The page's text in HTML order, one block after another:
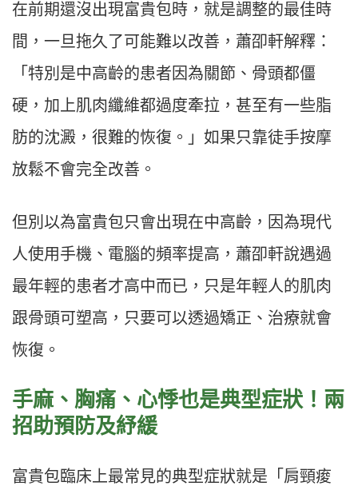
在前期還沒出現富貴包時，就是調整的最佳時
間，一旦拖久了可能難以改善，蕭卲軒解釋：
「特別是中高齡的患者因為關節、骨頭都僵
硬，加上肌肉纖維都過度牽拉，甚至有一些脂
肪的沈澱，很難的恢復。」如果只靠徒手按摩
放鬆不會完全改善。
但別以為富貴包只會出現在中高齡，因為現代
人使用手機、電腦的頻率提高，蕭卲軒說遇過
最年輕的患者才高中而已，只是年輕人的肌肉
跟骨頭可塑高，只要可以透過矯正、治療就會
恢復。
手麻、胸痛、心悸也是典型症狀！兩
招助預防及紓緩
富貴包臨床上最常見的典型症狀就是「肩頸痠